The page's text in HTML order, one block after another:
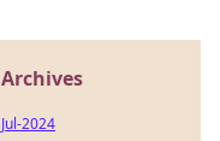
Archives
Jul-2024